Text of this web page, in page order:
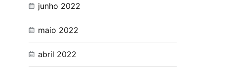
junho 2022
maio 2022
abril 2022